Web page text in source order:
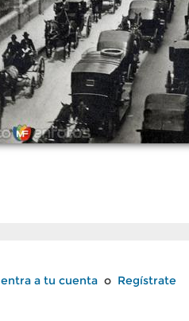
entra a tu cuenta o Regístrate